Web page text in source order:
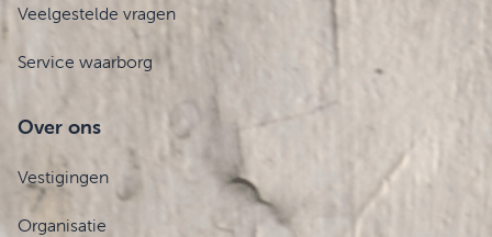
Veelgestelde vragen
Service waarborg
Over ons
Vestigingen
Organisatie